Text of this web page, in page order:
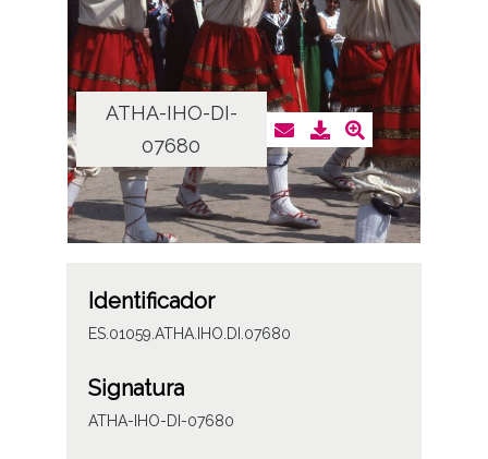
ATHA-IHO-DI-
07680
Identificador
ES.01059.ATHA.IHO.DI.07680
Signatura
ATHA-IHO-DI-07680